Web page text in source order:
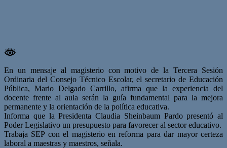
En un mensaje al magisterio con motivo de la Tercera Sesión
Ordinaria del Consejo Técnico Escolar, el secretario de Educación
Pública, Mario Delgado Carrillo, afirma que la experiencia del
docente frente al aula serán la guía fundamental para la mejora
permanente y la orientación de la política educativa.
Informa que la Presidenta Claudia Sheinbaum Pardo presentó al
Poder Legislativo un presupuesto para favorecer al sector educativo.
Trabaja SEP con el magisterio en reforma para dar mayor certeza
laboral a maestras y maestros, señala.